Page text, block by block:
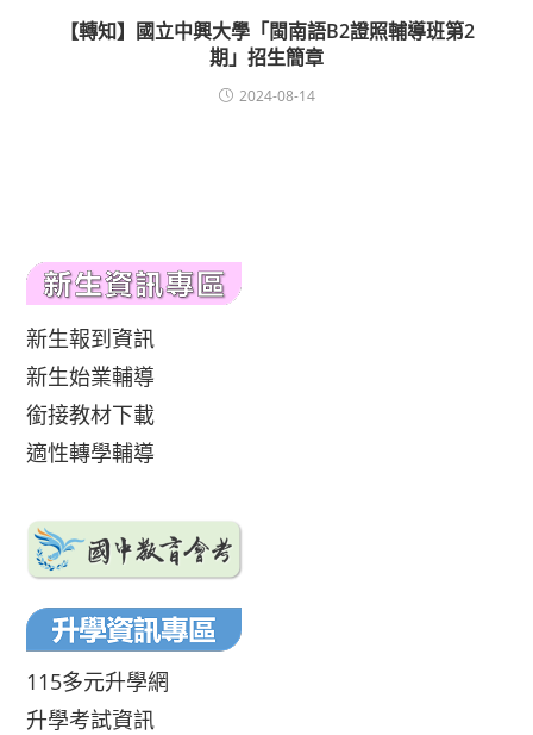
【轉知】國立中興大學「閩南語B2證照輔導班第2
期」招生簡章
2024-08-14
新生報到資訊
新生始業輔導
銜接教材下載
適性轉學輔導
115多元升學網
升學考試資訊